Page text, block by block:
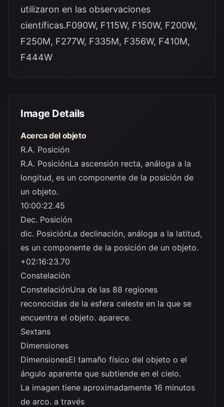
utilizaron en las observaciones
científicas.F090W, F115W, F150W, F200W,
F250M, F277W, F335M, F356W, F410M,
F444W
Image Details
Acerca del objeto
R.A. Posición
R.A. PosiciónLa ascensión recta, análoga a la
longitud, es un componente de la posición de
un objeto.
10:00:22.45
Dec. Posición
dic. PosiciónLa declinación, análoga a la latitud,
es un componente de la posición de un objeto.
+02:16:23.70
Constelación
ConstelaciónUna de las 88 regiones
reconocidas de la esfera celeste en la que se
encuentra el objeto. aparece.
Sextans
Dimensiones
DimensionesEl tamaño físico del objeto o el
ángulo aparente que subtiende en el cielo.
La imagen tiene aproximadamente 16 minutos
de arco. a través